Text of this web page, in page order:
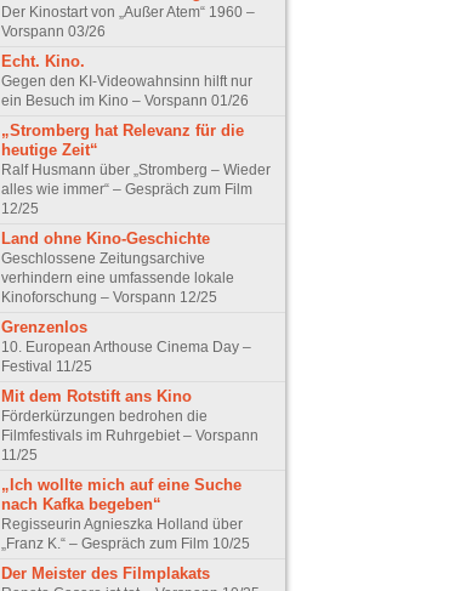
Der Kinostart von „Außer Atem“ 1960 –
Vorspann 03/26
Echt. Kino.
Gegen den KI-Videowahnsinn hilft nur
ein Besuch im Kino – Vorspann 01/26
„Stromberg hat Relevanz für die
heutige Zeit“
Ralf Husmann über „Stromberg – Wieder
alles wie immer“ – Gespräch zum Film
12/25
Land ohne Kino-Geschichte
Geschlossene Zeitungsarchive
verhindern eine umfassende lokale
Kinoforschung – Vorspann 12/25
Grenzenlos
10. European Arthouse Cinema Day –
Festival 11/25
Mit dem Rotstift ans Kino
Förderkürzungen bedrohen die
Filmfestivals im Ruhrgebiet – Vorspann
11/25
„Ich wollte mich auf eine Suche
nach Kafka begeben“
Regisseurin Agnieszka Holland über
„Franz K.“ – Gespräch zum Film 10/25
Der Meister des Filmplakats